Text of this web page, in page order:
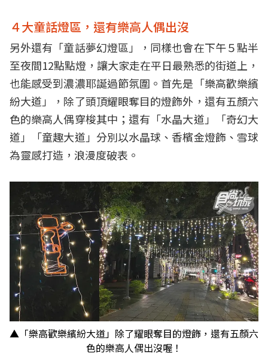
４大童話燈區，還有樂高人偶出沒
另外還有「童話夢幻燈區」，同樣也會在下午５點半
至夜間12點點燈，讓大家走在平日最熟悉的街道上，
也能感受到濃濃耶誕過節氛圍。首先是「樂高歡樂繽
紛大道」，除了頭頂耀眼奪目的燈飾外，還有五顏六
色的樂高人偶穿梭其中；還有「水晶大道」「奇幻大
道」「童趣大道」分別以水晶球、香檳金燈飾、雪球
為靈感打造，浪漫度破表。
▲「樂高歡樂繽紛大道」除了耀眼奪目的燈飾，還有五顏六
色的樂高人偶出沒喔！